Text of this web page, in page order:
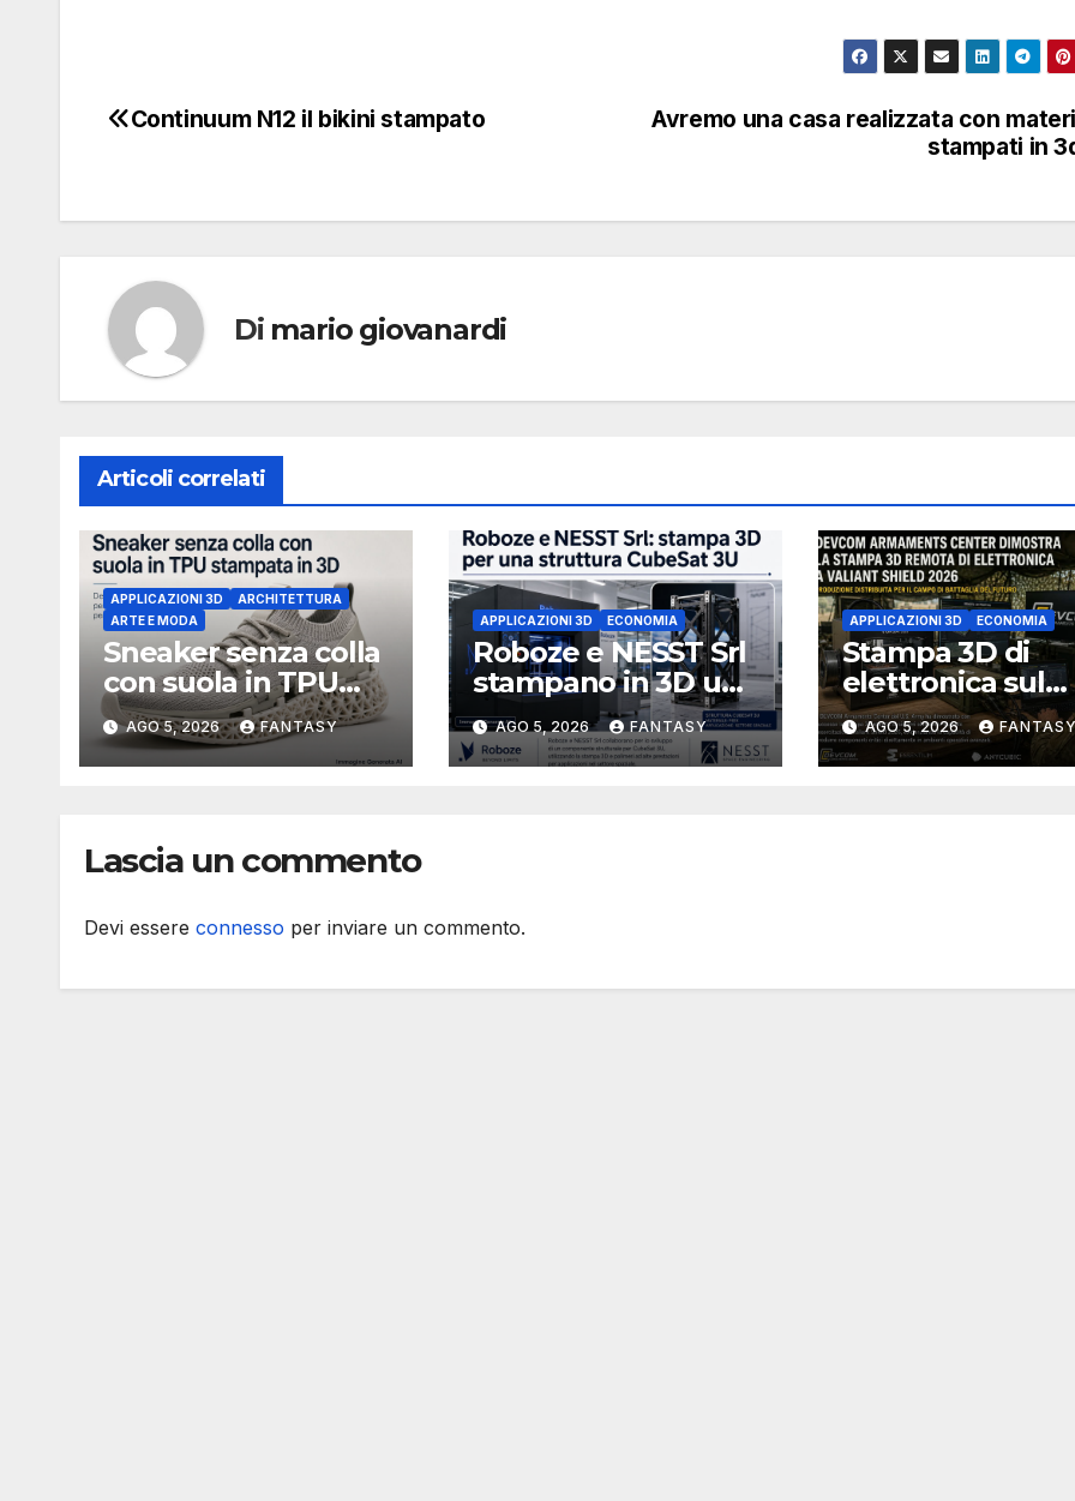
Navigazione
Avremo una casa realizzata con
stampati in
Continuum N12 il bikini stampato
Di mario giovanardi
Articoli correlati
APPLICAZIONI 3D
ARCHITETTURA
ARTE E MODA
Sneaker senza colla
con suola in TPU
stampata in 3D
AGO 5, 2026 FANTASY
APPLICAZIONI 3D ECONOMIA
Roboze e NESST Srl
stampano in 3D una
struttura CubeSat
3U in Carbon PEEK
AGO 5, 2026 FANTASY
APPLICAZIONI 3D ECONOMIA
Stampa 3D di
elettronica sul
campo il test
DEVCOM a
Shield 2026
AGO 5, 2026
Lascia un commento
Devi essere connesso per inviare un commento.